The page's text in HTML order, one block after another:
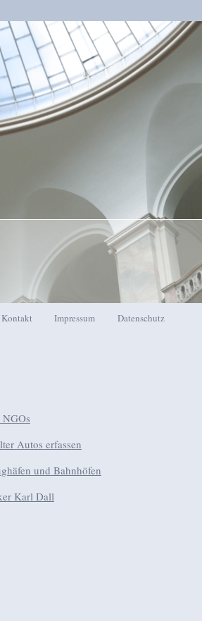
Kontakt Impressum Datenschutz
Autos erfassen
und Bahnhöfen
Karl Dall